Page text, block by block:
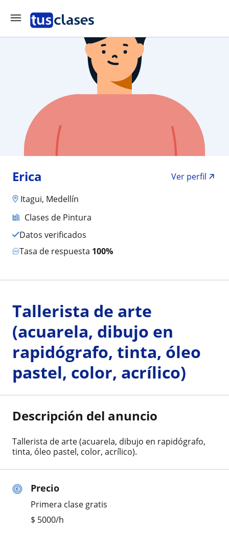
Erica
Ver perfil
Itagui, Medellín
Clases de Pintura
Datos verificados
Tasa de respuesta 100%
Precio
Primera clase gratis
$ 5000/h
Tallerista de arte
(acuarela, dibujo en
rapidógrafo, tinta, óleo
pastel, color, acrílico)
Descripción del anuncio
Tallerista de arte (acuarela, dibujo en rapidógrafo,
tinta, óleo pastel, color, acrílico).